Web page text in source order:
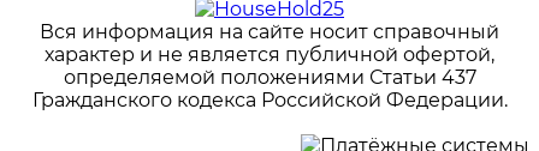
Вся информация на сайте носит справочный
характер и не является публичной офертой,
определяемой положениями Статьи 437
Гражданского кодекса Российской Федерации.